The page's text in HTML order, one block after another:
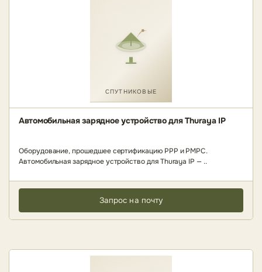
СПУТНИКОВЫЕ
Автомобильная зарядное устройство для Thuraya IP
Оборудование, прошедшее сертификацию РРР и РМРС.
Автомобильная зарядное устройство для Thuraya IP — ..
Запрос на почту